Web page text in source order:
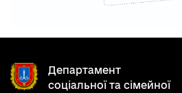
Департамент
соціальної та сімейної